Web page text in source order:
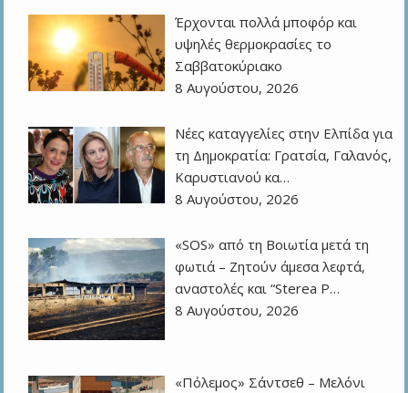
Έρχονται πολλά μποφόρ και
υψηλές θερμοκρασίες το
Σαββατοκύριακο
8 Αυγούστου, 2026
Νέες καταγγελίες στην Ελπίδα για
τη Δημοκρατία: Γρατσία, Γαλανός,
Καρυστιανού κα…
8 Αυγούστου, 2026
«SOS» από τη Βοιωτία μετά τη
φωτιά – Ζητούν άμεσα λεφτά,
αναστολές και “Sterea P…
8 Αυγούστου, 2026
«Πόλεμος» Σάντσεθ – Μελόνι